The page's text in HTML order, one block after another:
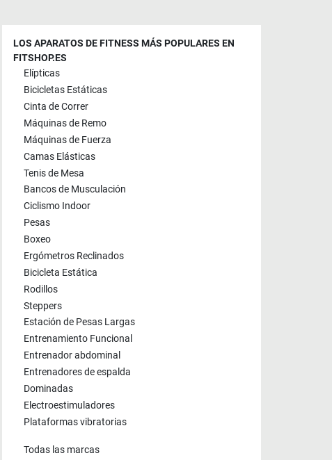
LOS APARATOS DE FITNESS MÁS POPULARES EN
FITSHOP.ES
Elípticas
Bicicletas Estáticas
Cinta de Correr
Máquinas de Remo
Máquinas de Fuerza
Camas Elásticas
Tenis de Mesa
Bancos de Musculación
Ciclismo Indoor
Pesas
Boxeo
Ergómetros Reclinados
Bicicleta Estática
Rodillos
Steppers
Estación de Pesas Largas
Entrenamiento Funcional
Entrenador abdominal
Entrenadores de espalda
Dominadas
Electroestimuladores
Plataformas vibratorias
Todas las marcas